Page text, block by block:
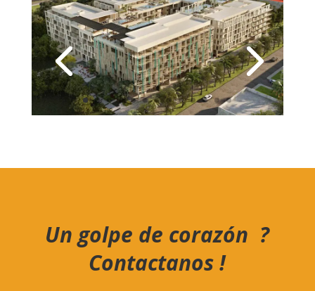
Un golpe de corazón ?
Contactanos !